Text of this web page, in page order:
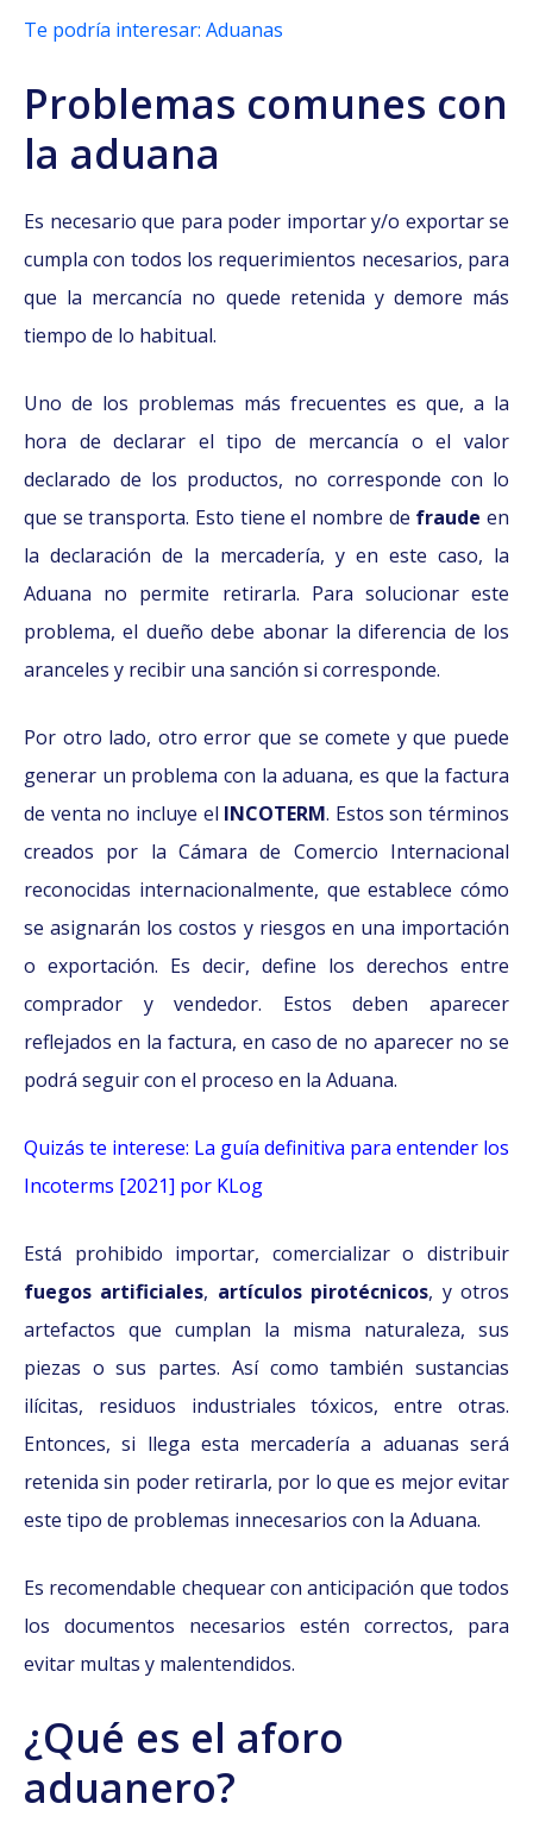
Te podría interesar: Aduanas
Problemas comunes con
la aduana
Es necesario que para poder importar y/o exportar se
cumpla con todos los requerimientos necesarios, para
que la mercancía no quede retenida y demore más
tiempo de lo habitual.
Uno de los problemas más frecuentes es que, a la
hora de declarar el tipo de mercancía o el valor
declarado de los productos, no corresponde con lo
que se transporta. Esto tiene el nombre de fraudeen
la declaración de la mercadería, y en este caso, la
Aduana no permite retirarla. Para solucionar este
problema, el dueño debe abonar la diferencia de los
aranceles y recibir una sanción si corresponde.
Por otro lado, otro error que se comete y que puede
generar un problema con la aduana, es que la factura
de venta no incluye el INCOTERM. Estos son términos
creados por la Cámara de Comercio Internacional
reconocidas internacionalmente, que establece cómo
se asignarán los costos y riesgos en una importación
o exportación. Es decir, define los derechos entre
comprador y vendedor. Estos deben aparecer
reflejados en la factura, en caso de no aparecer no se
podrá seguir con el proceso en la Aduana.
Quizás te interese: La guía definitiva para entender los
Incoterms [2021] por KLog
Está prohibido importar, comercializar o distribuir
fuegos artificiales, artículos pirotécnicos, y otros
artefactos que cumplan la misma naturaleza, sus
piezas o sus partes. Así como también sustancias
ilícitas, residuos industriales tóxicos, entre otras.
Entonces, si llega esta mercadería a aduanas será
retenida sin poder retirarla, por lo que es mejor evitar
este tipo de problemas innecesarios con la Aduana.
Es recomendable chequear con anticipación que todos
los documentos necesarios estén correctos, para
evitar multas y malentendidos.
¿Qué es el aforo
aduanero?